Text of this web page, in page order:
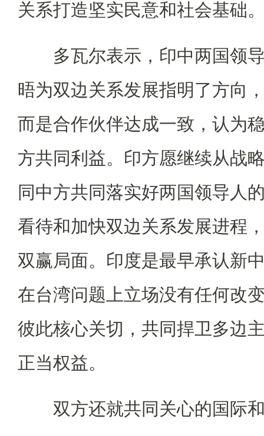
关系打造坚实民意和社会基础
多瓦尔表示，印中两国领导
晤为双边关系发展指明了方向
而是合作伙伴达成一致，认为
方共同利益。印方愿继续从战
同中方共同落实好两国领导人
看待和加快双边关系发展进程
双赢局面。印度是最早承认新
在台湾问题上立场没有任何改
彼此核心关切，共同捍卫多边
正当权益。
双方还就共同关心的国际和